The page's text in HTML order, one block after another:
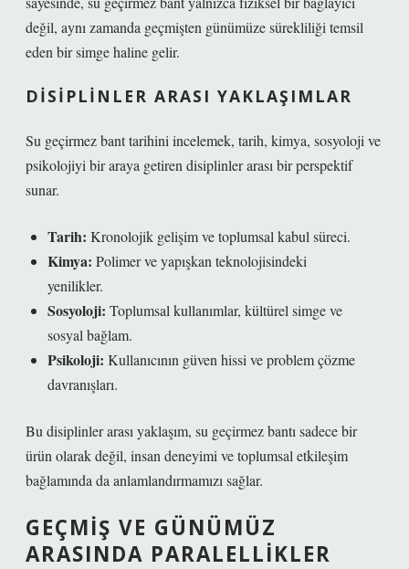
değil, aynı zamanda geçmişten günümüze sürekliliği temsil
eden bir simge haline gelir.
DISIPLINLER ARASI YAKLAŞIMLAR
Su geçirmez bant tarihini incelemek, tarih, kimya, sosyoloji ve
psikolojiyi bir araya getiren disiplinler arası bir perspektif
sunar.
Tarih: Kronolojik gelişim ve toplumsal kabul süreci.
Kimya: Polimer ve yapışkan teknolojisindeki
yenilikler.
Sosyoloji: Toplumsal kullanımlar, kültürel simge ve
sosyal bağlam.
Psikoloji: Kullanıcının güven hissi ve problem çözme
davranışları.
Bu disiplinler arası yaklaşım, su geçirmez bantı sadece bir
ürün olarak değil, insan deneyimi ve toplumsal etkileşim
bağlamında da anlamlandırmamızı sağlar.
GEÇMIŞ VE GÜNÜMÜZ
ARASINDA PARALELLIKLER